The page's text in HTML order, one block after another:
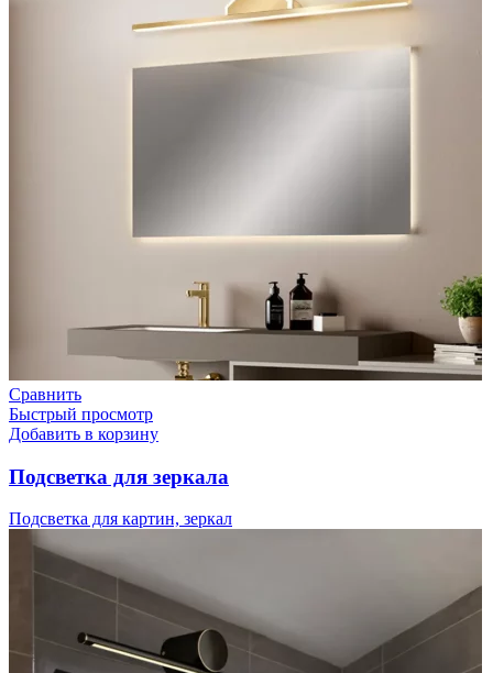
Сравнить
Быстрый просмотр
Добавить в корзину
Подсветка для зеркала
Подсветка для картин, зеркал